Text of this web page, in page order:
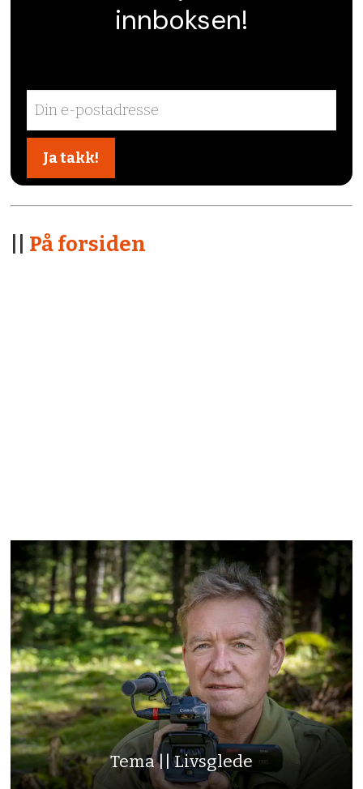
innboksen!
På forsiden
Tema || Livsglede